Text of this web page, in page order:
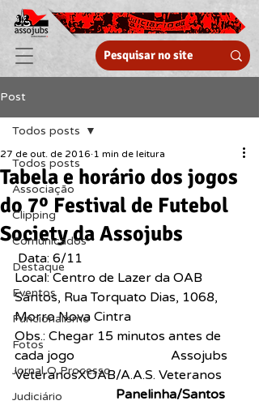
Post
Todos posts
Associação
Clipping
Comunicados
Destaque
Eventos
Funcionalismo
Fotos
Jornal O Processo
Judiciário
Todos posts
Tabela e horário dos jogos
do 7º Festival de Futebol
Society da Assojubs
27 de out. de 2016 1 min de leitura
Data: 6/11
Local: Centro de Lazer da OAB
Santos, Rua Torquato Dias, 1068,
Morro Nova Cintra
Obs.: Chegar 15 minutos antes de
cada jogo
Assojubs
VeteranosXOAB/A.A.S. Veteranos
Jogo – 10 horas Panelinha/Santos